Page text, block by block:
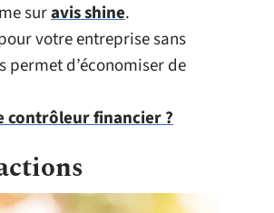
suravis shine.
votre entreprise sans
permet d’économiser de
contrôleur financier ?